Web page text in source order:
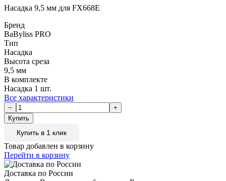
Насадка 9,5 мм для FX668E
Бренд
BaByliss PRO
Тип
Насадка
Высота среза
9,5 мм
В комплекте
Насадка 1 шт.
Все характеристики
Купить в 1 клик
Товар добавлен в корзину
Перейти в корзину
Доставка по России